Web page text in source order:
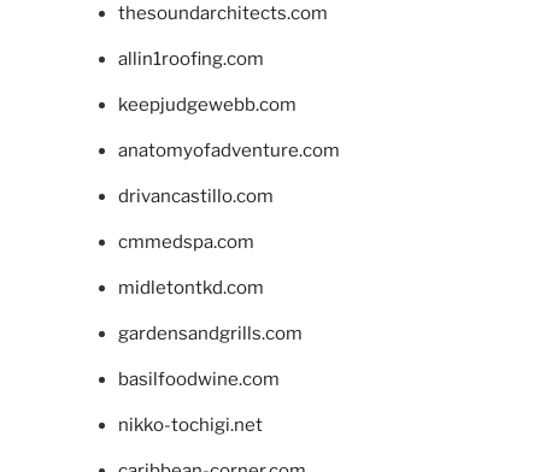
thesoundarchitects.com
allin1roofing.com
keepjudgewebb.com
anatomyofadventure.com
drivancastillo.com
cmmedspa.com
midletontkd.com
gardensandgrills.com
basilfoodwine.com
nikko-tochigi.net